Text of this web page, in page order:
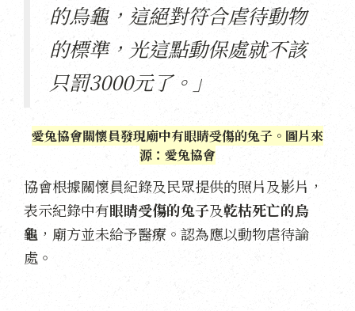
的烏龜，這絕對符合虐待動物
的標準，光這點動保處就不該
只罰3000元了。」
愛兔協會關懷員發現廟中有眼睛受傷的兔子。圖片來
源：愛兔協會
協會根據關懷員紀錄及民眾提供的照片及影片，
表示紀錄中有眼睛受傷的兔子及乾枯死亡的烏
龜 ，廟方並未給予醫療。認為應以動物虐待論
處。